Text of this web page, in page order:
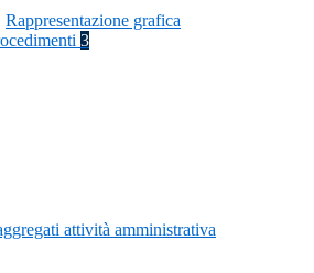
Rappresentazione grafica
3
attività amministrativa